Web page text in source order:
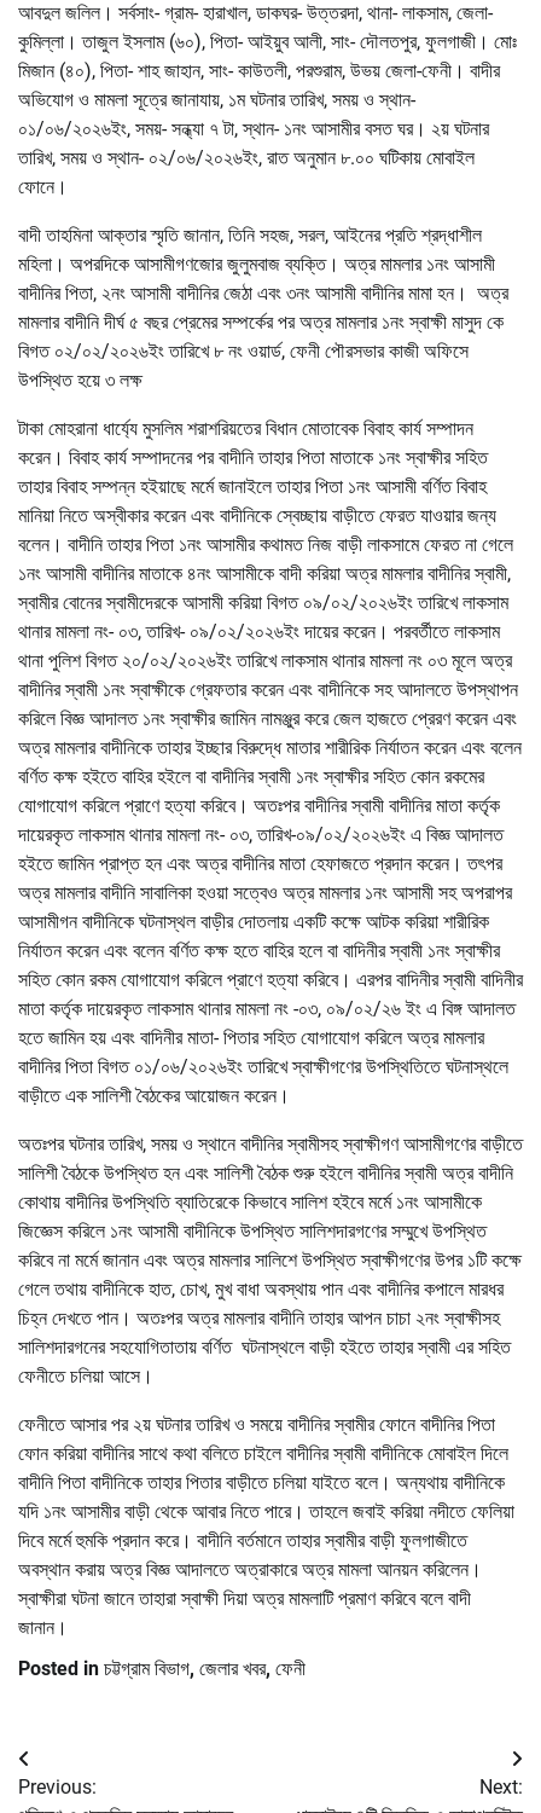
আবদুল জলিল। সর্বসাং- গ্রাম- হারাখাল, ডাকঘর- উত্তরদা, থানা- লাকসাম, জেলা-
কুমিল্লা। তাজুল ইসলাম (৬০), পিতা- আইয়ুব আলী, সাং- দৌলতপুর, ফুলগাজী। মোঃ
মিজান (৪০), পিতা- শাহ জাহান, সাং- কাউতলী, পরশুরাম, উভয় জেলা-ফেনী। বাদীর
অভিযোগ ও মামলা সূত্রে জানাযায়, ১ম ঘটনার তারিখ, সময় ও স্থান-
০১/০৬/২০২৬ইং, সময়- সন্ধ্যা ৭ টা, স্থান- ১নং আসামীর বসত ঘর। ২য় ঘটনার
তারিখ, সময় ও স্থান- ০২/০৬/২০২৬ইং, রাত অনুমান ৮.০০ ঘটিকায় মোবাইল
ফোনে।
বাদী তাহমিনা আক্তার স্মৃতি জানান, তিনি সহজ, সরল, আইনের প্রতি শ্রদ্ধাশীল
মহিলা। অপরদিকে আসামীগণজোর জুলুমবাজ ব্যক্তি। অত্র মামলার ১নং আসামী
বাদীনির পিতা, ২নং আসামী বাদীনির জেঠা এবং ৩নং আসামী বাদীনির মামা হন। অত্র
মামলার বাদীনি দীর্ঘ ৫ বছর প্রেমের সম্পর্কের পর অত্র মামলার ১নং স্বাক্ষী মাসুদ কে
বিগত ০২/০২/২০২৬ইং তারিখে ৮ নং ওয়ার্ড, ফেনী পৌরসভার কাজী অফিসে
উপস্থিত হয়ে ৩ লক্ষ
টাকা মোহরানা ধার্য্যে মুসলিম শরাশরিয়তের বিধান মোতাবেক বিবাহ কার্য সম্পাদন
করেন। বিবাহ কার্য সম্পাদনের পর বাদীনি তাহার পিতা মাতাকে ১নং স্বাক্ষীর সহিত
তাহার বিবাহ সম্পন্ন হইয়াছে মর্মে জানাইলে তাহার পিতা ১নং আসামী বর্ণিত বিবাহ
মানিয়া নিতে অস্বীকার করেন এবং বাদীনিকে স্বেচ্ছায় বাড়ীতে ফেরত যাওয়ার জন্য
বলেন। বাদীনি তাহার পিতা ১নং আসামীর কথামত নিজ বাড়ী লাকসামে ফেরত না গেলে
১নং আসামী বাদীনির মাতাকে ৪নং আসামীকে বাদী করিয়া অত্র মামলার বাদীনির স্বামী,
স্বামীর বোনের স্বামীদেরকে আসামী করিয়া বিগত ০৯/০২/২০২৬ইং তারিখে লাকসাম
থানার মামলা নং- ০৩, তারিখ- ০৯/০২/২০২৬ইং দায়ের করেন। পরবর্তীতে লাকসাম
থানা পুলিশ বিগত ২০/০২/২০২৬ইং তারিখে লাকসাম থানার মামলা নং ০৩ মূলে অত্র
বাদীনির স্বামী ১নং স্বাক্ষীকে গ্রেফতার করেন এবং বাদীনিকে সহ আদালতে উপস্থাপন
করিলে বিজ্ঞ আদালত ১নং স্বাক্ষীর জামিন নামঞ্জুর করে জেল হাজতে প্রেরণ করেন এবং
অত্র মামলার বাদীনিকে তাহার ইচ্ছার বিরুদ্ধে মাতার শারীরিক নির্যাতন করেন এবং বলেন
বর্ণিত কক্ষ হইতে বাহির হইলে বা বাদীনির স্বামী ১নং স্বাক্ষীর সহিত কোন রকমের
যোগাযোগ করিলে প্রাণে হত্যা করিবে। অতঃপর বাদীনির স্বামী বাদীনির মাতা কর্তৃক
দায়েরকৃত লাকসাম থানার মামলা নং- ০৩, তারিখ-০৯/০২/২০২৬ইং এ বিজ্ঞ আদালত
হইতে জামিন প্রাপ্ত হন এবং অত্র বাদীনির মাতা হেফাজতে প্রদান করেন। তৎপর
অত্র মামলার বাদীনি সাবালিকা হওয়া সত্বেও অত্র মামলার ১নং আসামী সহ অপরাপর
আসামীগন বাদীনিকে ঘটনাস্থল বাড়ীর দোতলায় একটি কক্ষে আটক করিয়া শারীরিক
নির্যাতন করেন এবং বলেন বর্ণিত কক্ষ হতে বাহির হলে বা বাদিনীর স্বামী ১নং স্বাক্ষীর
সহিত কোন রকম যোগাযোগ করিলে প্রাণে হত্যা করিবে। এরপর বাদিনীর স্বামী বাদিনীর
মাতা কর্তৃক দায়েরকৃত লাকসাম থানার মামলা নং -০৩, ০৯/০২/২৬ ইং এ বিঙ্গ আদালত
হতে জামিন হয় এবং বাদিনীর মাতা- পিতার সহিত যোগাযোগ করিলে অত্র মামলার
বাদীনির পিতা বিগত ০১/০৬/২০২৬ইং তারিখে স্বাক্ষীগণের উপস্থিতিতে ঘটনাস্থলে
বাড়ীতে এক সালিশী বৈঠকের আয়োজন করেন।
অতঃপর ঘটনার তারিখ, সময় ও স্থানে বাদীনির স্বামীসহ স্বাক্ষীগণ আসামীগণের বাড়ীতে
সালিশী বৈঠকে উপস্থিত হন এবং সালিশী বৈঠক শুরু হইলে বাদীনির স্বামী অত্র বাদীনি
কোথায় বাদীনির উপস্থিতি ব্যাতিরেকে কিভাবে সালিশ হইবে মর্মে ১নং আসামীকে
জিজ্ঞেস করিলে ১নং আসামী বাদীনিকে উপস্থিত সালিশদারগণের সম্মুখে উপস্থিত
করিবে না মর্মে জানান এবং অত্র মামলার সালিশে উপস্থিত স্বাক্ষীগণের উপর ১টি কক্ষে
গেলে তথায় বাদীনিকে হাত, চোখ, মুখ বাধা অবস্থায় পান এবং বাদীনির কপালে মারধর
চিহ্ন দেখতে পান। অতঃপর অত্র মামলার বাদীনি তাহার আপন চাচা ২নং স্বাক্ষীসহ
সালিশদারগনের সহযোগিতাতায় বর্ণিত ঘটনাস্থলে বাড়ী হইতে তাহার স্বামী এর সহিত
ফেনীতে চলিয়া আসে।
ফেনীতে আসার পর ২য় ঘটনার তারিখ ও সময়ে বাদীনির স্বামীর ফোনে বাদীনির পিতা
ফোন করিয়া বাদীনির সাথে কথা বলিতে চাইলে বাদীনির স্বামী বাদীনিকে মোবাইল দিলে
বাদীনি পিতা বাদীনিকে তাহার পিতার বাড়ীতে চলিয়া যাইতে বলে। অন্যথায় বাদীনিকে
যদি ১নং আসামীর বাড়ী থেকে আবার নিতে পারে। তাহলে জবাই করিয়া নদীতে ফেলিয়া
দিবে মর্মে হুমকি প্রদান করে। বাদীনি বর্তমানে তাহার স্বামীর বাড়ী ফুলগাজীতে
অবস্থান করায় অত্র বিজ্ঞ আদালতে অত্রাকারে অত্র মামলা আনয়ন করিলেন।
স্বাক্ষীরা ঘটনা জানে তাহারা স্বাক্ষী দিয়া অত্র মামলাটি প্রমাণ করিবে বলে বাদী
জানান।
Posted in চট্টগ্রাম বিভাগ, জেলার খবর, ফেনী
Post
Previous:
Next: